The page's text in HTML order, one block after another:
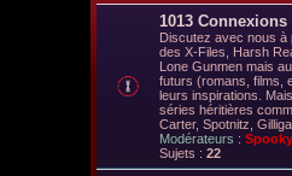
1013 Connexions
Discutez avec nous
des X-Files, Harsh
Lone Gunmen mais
futurs (romans, films,
leurs inspirations.
séries héritières
Carter, Spotnitz,
Modérateurs :
Sujets : 22